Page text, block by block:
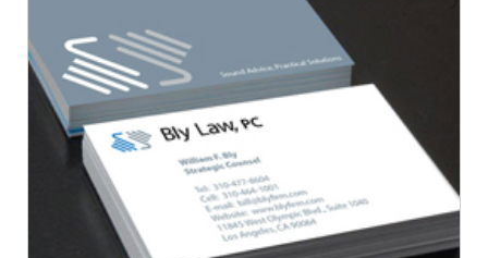
Sobre
Blog
INICIAR SESSÃO